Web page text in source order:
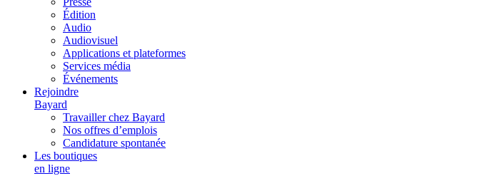
Édition
Audio
Audiovisuel
Applications et plateformes
Services média
Événements
Rejoindre
Bayard
Travailler chez Bayard
Nos offres d’emplois
Candidature spontanée
Les boutiques
en ligne